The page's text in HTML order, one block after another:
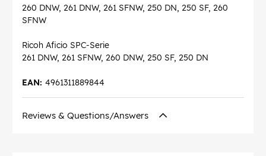
260 DNW, 261 DNW, 261 SFNW, 250 DN, 250 SF, 260
SFNW
Ricoh Aficio SPC-Serie
261 DNW, 261 SFNW, 260 DNW, 250 SF, 250 DN
4961311889844
EAN:
Reviews & Questions/Answers